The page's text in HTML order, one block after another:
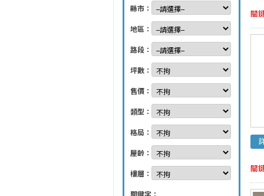
縣市：
地區：
路段：
坪數：
售價：
類型：
格局：
屋齡：
樓層：
關
關